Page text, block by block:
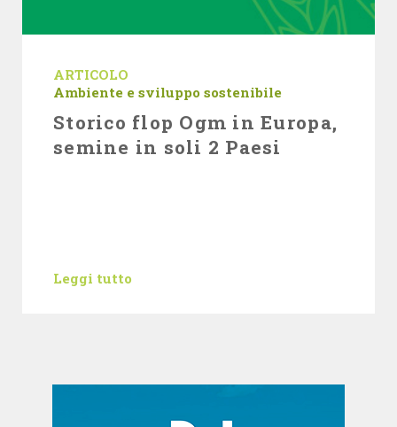
ARTICOLO
Ambiente e sviluppo sostenibile
Storico flop Ogm in Europa,
semine in soli 2 Paesi
Leggi tutto